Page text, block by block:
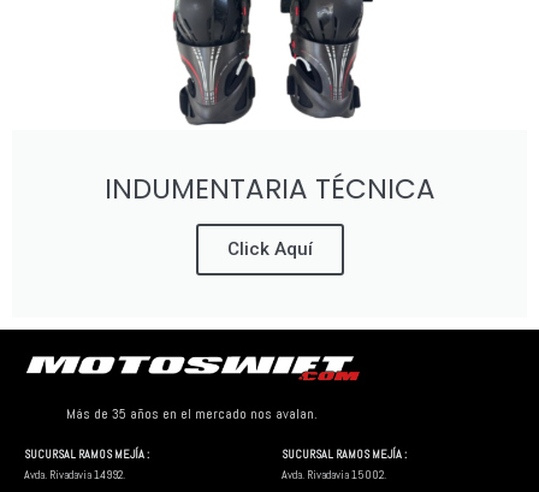
INDUMENTARIA TÉCNICA
Click Aquí
Más de 35 años en el mercado nos avalan.
SUCURSAL RAMOS MEJÍA :
Avda. Rivadavia 14992.
SUCURSAL RAMOS MEJÍA :
Avda. Rivadavia 15002.